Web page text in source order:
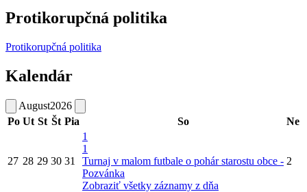
Protikorupčná politika
Protikorupčná politika
Kalendár
August2026
Po Ut St Št Pia So Ne
27 28 29 30 31
1
1
Turnaj v malom futbale o pohár starostu obce -
Pozvánka
Zobraziť všetky záznamy z dňa
2